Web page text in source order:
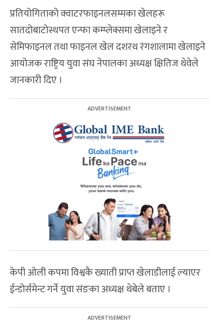
प्रतियोगिताको क्वाटरफाइनलसम्मका खेलहरू
सातदोबाटोस्थपत एन्फा कम्प्लेक्समा खेलाइने र
सेमिफाइनल तथा फाइनल खेल दशरथ रंगशालामा खेलाइने
आयोजक राष्ट्रिय युवा संघ नेपालका अध्यक्ष क्षितिज थेवेले
जानकारी दिए ।
केपी ओली कपमा विश्वकै ख्याती प्राप्त खेलाडीलाई ल्याएर
ईन्डोर्समेन्ट गर्ने युवा संङका अध्यक्ष थेबेले बताए ।